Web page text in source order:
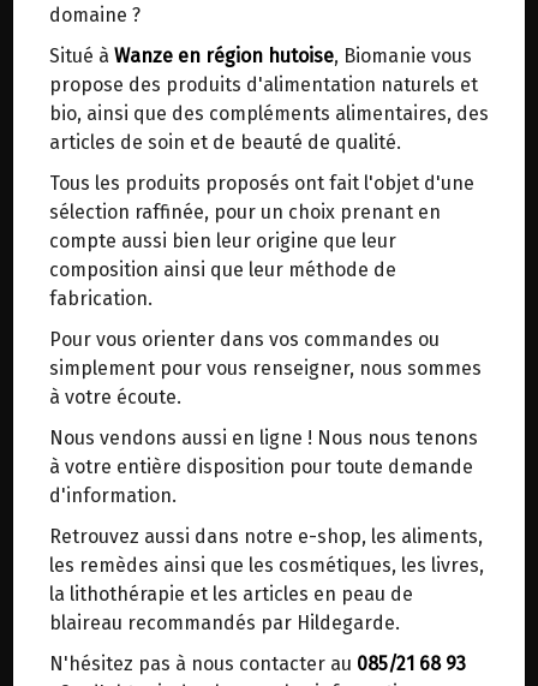
domaine ?
Situé à Wanze en région hutoise, Biomanie vous
propose des produits d'alimentation naturels et
bio, ainsi que des compléments alimentaires, des
articles de soin et de beauté de qualité.
Tous les produits proposés ont fait l'objet d'une
sélection raffinée, pour un choix prenant en
compte aussi bien leur origine que leur
composition ainsi que leur méthode de
fabrication.
Pour vous orienter dans vos commandes ou
simplement pour vous renseigner, nous sommes
à votre écoute.
Nous vendons aussi en ligne ! Nous nous tenons
à votre entière disposition pour toute demande
d'information.
Retrouvez aussi dans notre e-shop, les aliments,
les remèdes ainsi que les cosmétiques, les livres,
la lithothérapie et les articles en peau de
blaireau recommandés par Hildegarde.
N'hésitez pas à nous contacter au 085/21 68 93
Dans un point d'enlèvement BPost
En choisissant un Point d’enlèvement ou un
distributeur bbox, vous permettez d’éviter des
trajets inutiles. En posant ce choix, vous
contribuez à la réduction des émissions de CO₂
de 30 % en moyenne. Et grâce au plus grand
réseau de distribution de Belgique, il y a
toujours une solution près de chez vous.
Venez chercher votre colis dans un point
d'enlèvement ou distributeur BBox de BPost :
points d'enlèvement ou distributeurs BBox
Merci de signaler dans les commentaires, le
point d'enlèvement choisi.
Sinon, vous pouvez envoyer un mail avec le
point d'enlèvement désiré ou bien nous vous
recontacterons afin de déterminer ensemble le
lieu de livraison choisi.
Choisir ce lieu
GAUFRE EPEAUTRE LEVURE BIO
MONEPI 90G
DE LA "BOULANGERIE MONEPI" A LOYERS (NAMUR)
A VENIR RETIRER AU MAGASIN BIOMANIE
Farine d'épeautre blanche
Beurre
Sel marin
Eau
Levure
3.55€/pc
- 1 pc
3.55€
Réception le